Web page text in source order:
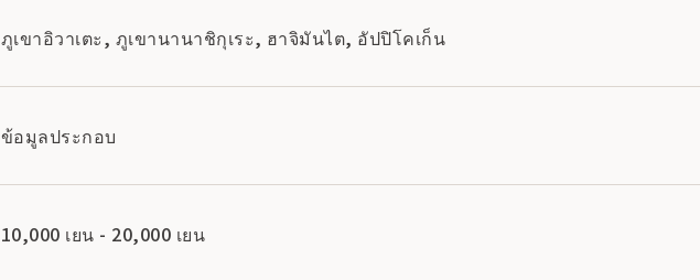
ภูเขาอิวาเตะ, ภูเขานานาชิกุเระ, ฮาจิมันไต, อัปปิโคเก็น
ข้อมูลประกอบ
10,000 เยน - 20,000 เยน